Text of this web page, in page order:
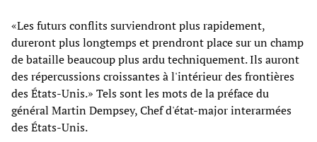
«Les futurs conflits surviendront plus rapidement,
dureront plus longtemps et prendront place sur un champ
de bataille beaucoup plus ardu techniquement. Ils auront
des répercussions croissantes à l'intérieur des frontières
des États-Unis.» Tels sont les mots de la préface du
général Martin Dempsey, Chef d'état-major interarmées
des États-Unis.